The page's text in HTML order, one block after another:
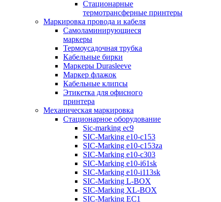
Стационарные
термотрансферные принтеры
Маркировка провода и кабеля
Самоламинирующиеся
маркеры
Термоусадочная трубка
Кабельные бирки
Маркеры Durasleeve
Маркер флажок
Кабельные клипсы
Этикетка для офисного
принтера
Механическая маркировка
Стационарное оборудование
Sic-marking ec9
SIC-Marking e10-c153
SIC-Marking e10-c153za
SIC-Marking e10-c303
SIC-Marking e10-i61sk
SIC-Marking e10-i113sk
SIC-Marking L-BOX
SIC-Marking XL-BOX
SIC-Marking EC1